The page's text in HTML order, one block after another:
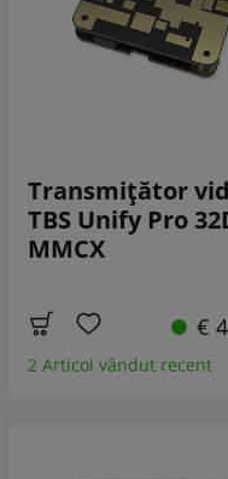
Transmițător
TBS Unify Pro
MMCX
€
2 Articol vândut recent